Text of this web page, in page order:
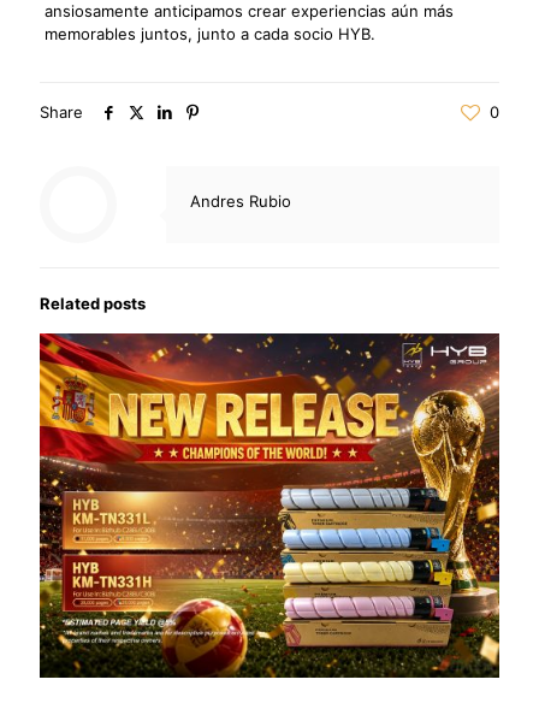
ansiosamente anticipamos crear experiencias aún más
memorables juntos, junto a cada socio HYB.
Share 0
Andres Rubio
Related posts